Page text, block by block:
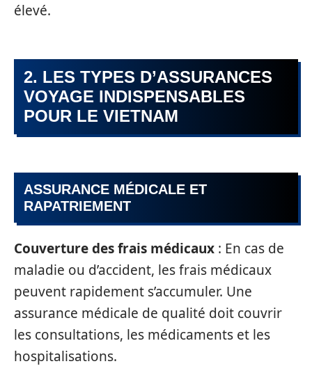
élevé.
2. LES TYPES D’ASSURANCES
VOYAGE INDISPENSABLES
POUR LE VIETNAM
ASSURANCE MÉDICALE ET
RAPATRIEMENT
Couverture des frais médicaux : En cas de
maladie ou d’accident, les frais médicaux
peuvent rapidement s’accumuler. Une
assurance médicale de qualité doit couvrir
les consultations, les médicaments et les
hospitalisations.